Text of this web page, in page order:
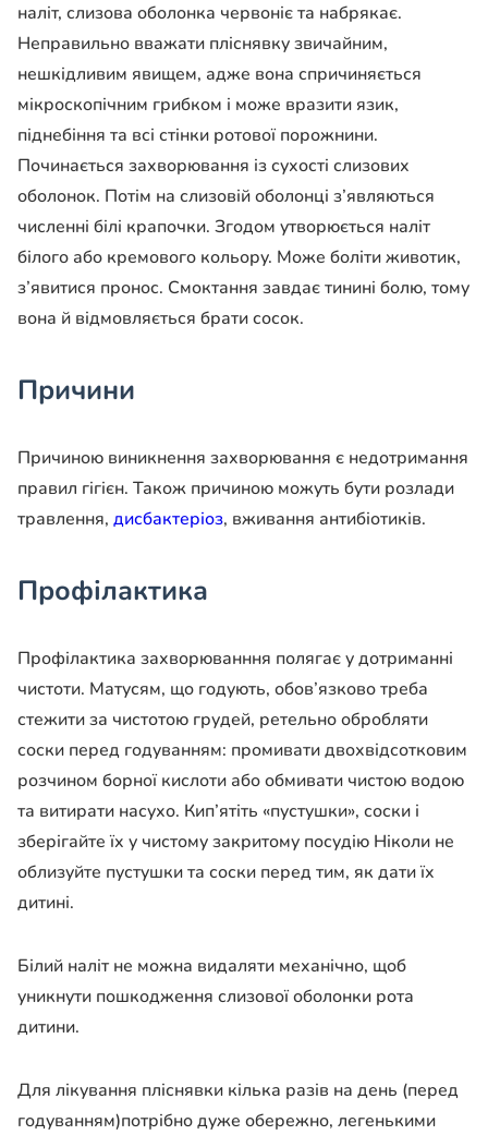
наліт, слизова оболонка червоніє та набрякає.
Неправильно вважати пліснявку звичайним,
нешкідливим явищем, адже вона спричиняється
мікроскопічним грибком і може вразити язик,
піднебіння та всі стінки ротової порожнини.
Починається захворювання із сухості слизових
оболонок. Потім на слизовій оболонці з’являються
численні білі крапочки. Згодом утворюється наліт
білого або кремового кольору. Може боліти животик,
з’явитися пронос. Смоктання завдає тинині болю, тому
вона й відмовляється брати сосок.
Причини
Причиною виникнення захворювання є недотримання
правил гігієн. Також причиною можуть бути розлади
травлення, дисбактеріоз, вживання антибіотиків.
Профілактика
Профілактика захворюванння полягає у дотриманні
чистоти. Матусям, що годують, обов’язково треба
стежити за чистотою грудей, ретельно обробляти
соски перед годуванням: промивати двохвідсотковим
розчином борної кислоти або обмивати чистою водою
та витирати насухо. Кип’ятіть «пустушки», соски і
зберігайте їх у чистому закритому посудію Ніколи не
облизуйте пустушки та соски перед тим, як дати їх
дитині.
Білий наліт не можна видаляти механічно, щоб
уникнути пошкодження слизової оболонки рота
дитини.
Для лікування пліснявки кілька разів на день (перед
годуванням)потрібно дуже обережно, легенькими